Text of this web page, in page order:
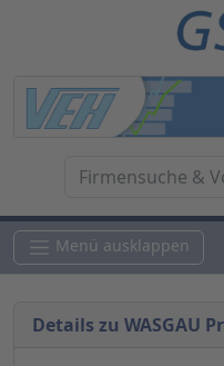
Menü ausklappen
Details zu WASGAU